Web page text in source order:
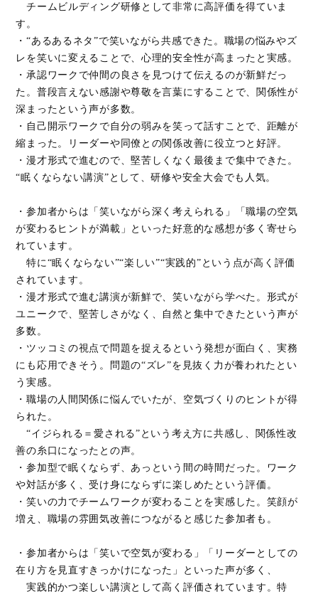
チームビルディング研修として非常に高評価を得ていま
す。
・“あるあるネタ”で笑いながら共感できた。職場の悩みやズ
レを笑いに変えることで、心理的安全性が高まったと実感。
・承認ワークで仲間の良さを見つけて伝えるのが新鮮だっ
た。普段言えない感謝や尊敬を言葉にすることで、関係性が
深まったという声が多数。
・自己開示ワークで自分の弱みを笑って話すことで、距離が
縮まった。リーダーや同僚との関係改善に役立つと好評。
・漫才形式で進むので、堅苦しくなく最後まで集中できた。
“眠くならない講演”として、研修や安全大会でも人気。
・参加者からは「笑いながら深く考えられる」「職場の空気
が変わるヒントが満載」といった好意的な感想が多く寄せら
れています。
特に“眠くならない”“楽しい”“実践的”という点が高く評価
されています。
・漫才形式で進む講演が新鮮で、笑いながら学べた。形式が
ユニークで、堅苦しさがなく、自然と集中できたという声が
多数。
・ツッコミの視点で問題を捉えるという発想が面白く、実務
にも応用できそう。問題の“ズレ”を見抜く力が養われたとい
う実感。
・職場の人間関係に悩んでいたが、空気づくりのヒントが得
られた。
“イジられる＝愛される”という考え方に共感し、関係性改
善の糸口になったとの声。
・参加型で眠くならず、あっという間の時間だった。ワーク
や対話が多く、受け身にならずに楽しめたという評価。
・笑いの力でチームワークが変わることを実感した。笑顔が
増え、職場の雰囲気改善につながると感じた参加者も。
・参加者からは「笑いで空気が変わる」「リーダーとしての
在り方を見直すきっかけになった」といった声が多く、
実践的かつ楽しい講演として高く評価されています。特